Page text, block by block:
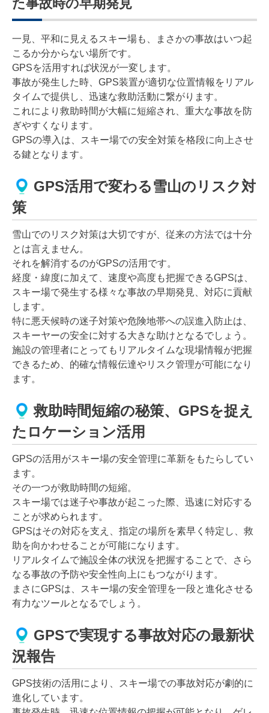
た事故時の早期発見
一見、平和に見えるスキー場も、まさかの事故はいつ起
こるか分からない場所です。
GPSを活用すれば状況が一変します。
事故が発生した時、GPS装置が適切な位置情報をリアル
タイムで提供し、迅速な救助活動に繋がります。
これにより救助時間が大幅に短縮され、重大な事故を防
ぎやすくなります。
GPSの導入は、スキー場での安全対策を格段に向上させ
る鍵となります。
GPS活用で変わる雪山のリスク対
策
雪山でのリスク対策は大切ですが、従来の方法では十分
とは言えません。
それを解消するのがGPSの活用です。
経度・緯度に加えて、速度や高度も把握できるGPSは、
スキー場で発生する様々な事故の早期発見、対応に貢献
します。
特に悪天候時の迷子対策や危険地帯への誤進入防止は、
スキーヤーの安全に対する大きな助けとなるでしょう。
施設の管理者にとってもリアルタイムな現場情報が把握
できるため、的確な情報伝達やリスク管理が可能になり
ます。
救助時間短縮の秘策、GPSを捉え
たロケーション活用
GPSの活用がスキー場の安全管理に革新をもたらしてい
ます。
その一つが救助時間の短縮。
スキー場では迷子や事故が起こった際、迅速に対応する
ことが求められます。
GPSはその対応を支え、指定の場所を素早く特定し、救
助を向かわせることが可能になります。
リアルタイムで施設全体の状況を把握することで、さら
なる事故の予防や安全性向上にもつながります。
まさにGPSは、スキー場の安全管理を一段と進化させる
有力なツールとなるでしょう。
GPSで実現する事故対応の最新状
況報告
GPS技術の活用により、スキー場での事故対応が劇的に
進化しています。